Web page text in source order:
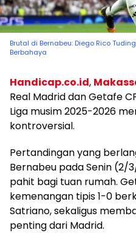
Brutal di Bernabeu: Diego Rico
Berbahaya
Handicap.co.id,
Real Madrid dan Getafe
Liga musim 2025-2026
kontroversial.
Pertandingan yang
Bernabeu pada Senin (2/
pahit bagi tuan rumah.
kemenangan tipis 1-0
Satriano, sekaligus
penting dari Madrid.